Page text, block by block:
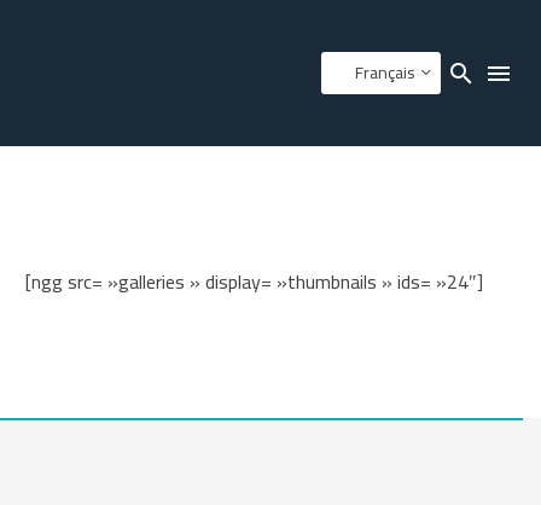
Français
[ngg src= »galleries » display= »thumbnails » ids= »24″]